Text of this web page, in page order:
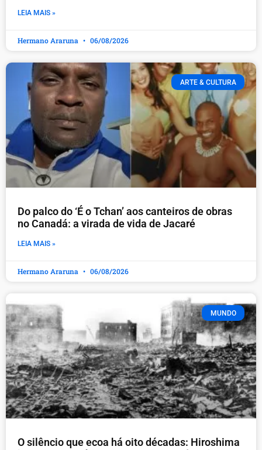
LEIA MAIS »
Hermano Araruna 06/08/2026
ARTE & CULTURA
Do palco do ‘É o Tchan’ aos canteiros de obras
no Canadá: a virada de vida de Jacaré
LEIA MAIS »
Hermano Araruna 06/08/2026
MUNDO
O silêncio que ecoa há oito décadas: Hiroshima